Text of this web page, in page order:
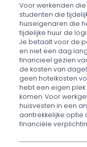
Voor werkenden
studenten die
huiseigenaren die
tijdelijke huur de
Je betaalt voor de
en niet een dag
financieel gezien
de kosten van
geen hotelkosten
hebt een eigen plek
komen. Voor
huisvesten in een
aantrekkelijke
financiële